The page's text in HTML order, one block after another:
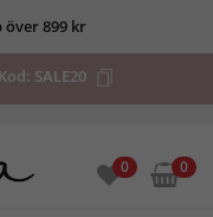
899 kr
SALE20
0 0